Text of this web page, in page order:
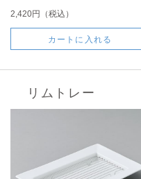
2,420円（税込）
カートに入れる
リムトレー